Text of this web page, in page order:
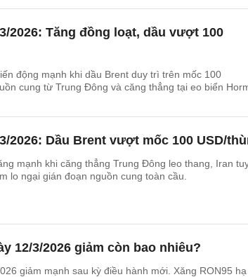
2026: Tăng đồng loạt, dầu vượt 100
động mạnh khi dầu Brent duy trì trên mốc 100
cung từ Trung Đông và căng thẳng tại eo biển
2026: Dầu Brent vượt mốc 100 USD/
mạnh khi căng thẳng Trung Đông leo thang, Iran
lo ngại gián đoạn nguồn cung toàn cầu.
12/3/2026 giảm còn bao nhiêu?
giảm mạnh sau kỳ điều hành mới. Xăng RON95